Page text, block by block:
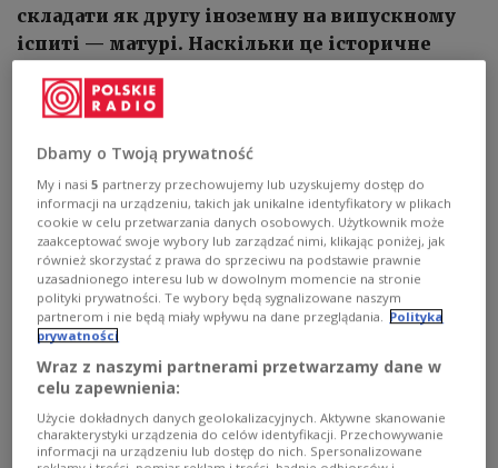
складати як другу іноземну на випускному
іспиті — матурі. Наскільки це історичне
розвитку самої української мови? Про це у
поговорила із доцентом Інституту славістики
Польської академії наук, головою
оргкомітету Міжнародної науково-
практичної конференції «Українська мова
як друга іноземна у Польщі» д-ром Павелом
Левчуком.
АУДІО 1
 26'50
Цьогоріч українську мову вперше можна складати як другу
іноземну на матурі. Наскільки це історичне рішення для польської
системи освіти і розвитку самої української мови? Про це у
Dbamy o Twoją prywatność
My i nasi5 partnerzy przechowujemy lub uzyskujemy dostęp do
informacji na urządzeniu, takich jak unikalne identyfikatory w plikach
cookie w celu przetwarzania danych osobowych. Użytkownik może
zaakceptować swoje wybory lub zarządzać nimi, klikając poniżej, jak
również skorzystać z prawa do sprzeciwu na podstawie prawnie
uzasadnionego interesu lub w dowolnym momencie na stronie
polityki prywatności. Te wybory będą sygnalizowane naszym
partnerom i nie będą miały wpływu na dane przeglądania.
Polityka
prywatności
Wraz z naszymi partnerami przetwarzamy dane w
celu zapewnienia:
Użycie dokładnych danych geolokalizacyjnych. Aktywne skanowanie
charakterystyki urządzenia do celów identyfikacji. Przechowywanie
informacji na urządzeniu lub dostęp do nich. Spersonalizowane